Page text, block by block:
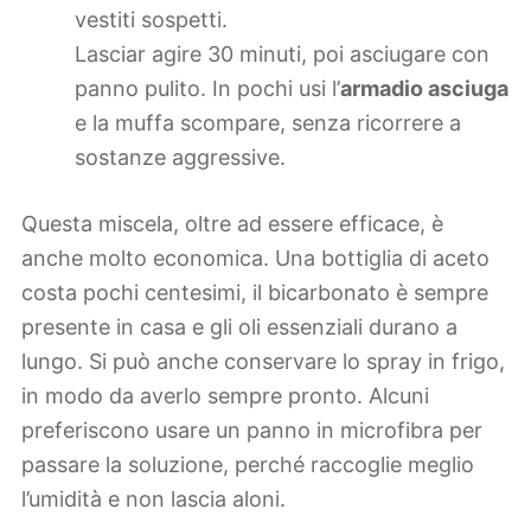
vestiti sospetti.
Lasciar agire 30 minuti, poi asciugare con
panno pulito. In pochi usi l’armadio asciuga
e la muffa scompare, senza ricorrere a
sostanze aggressive.
Questa miscela, oltre ad essere efficace, è
anche molto economica. Una bottiglia di aceto
costa pochi centesimi, il bicarbonato è sempre
presente in casa e gli oli essenziali durano a
lungo. Si può anche conservare lo spray in frigo,
in modo da averlo sempre pronto. Alcuni
preferiscono usare un panno in microfibra per
passare la soluzione, perché raccoglie meglio
l’umidità e non lascia aloni.